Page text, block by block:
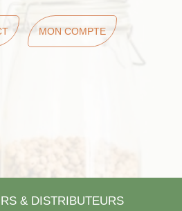
MON COMPTE
& DISTRIBUTEURS